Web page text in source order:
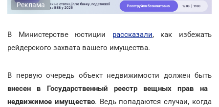
Реклама
В Министерстве юстиции рассказали, как избежать
рейдерского захвата вашего имущества.
В первую очередь объект недвижимости должен быть
внесен в Государственный реестр вещных прав на
недвижимое имущество. Ведь попадаются случаи, когда